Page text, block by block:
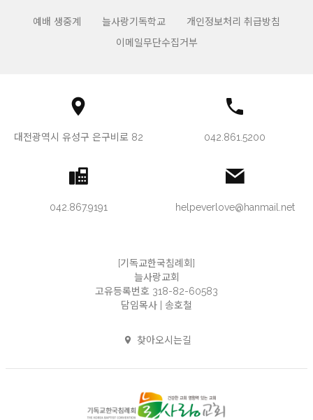
예배 생중계 늘사랑기독학교
개인정보처리 취급방침
이메일무단수집거부
대전광역시 유성구 은구비로 82 042.861.5200
042.867.9191 helpeverlove@hanmail.net
[기독교한국침례회]
늘사랑교회
고유등록번호 318-82-60583
담임목사 | 송호철
찾아오시는길